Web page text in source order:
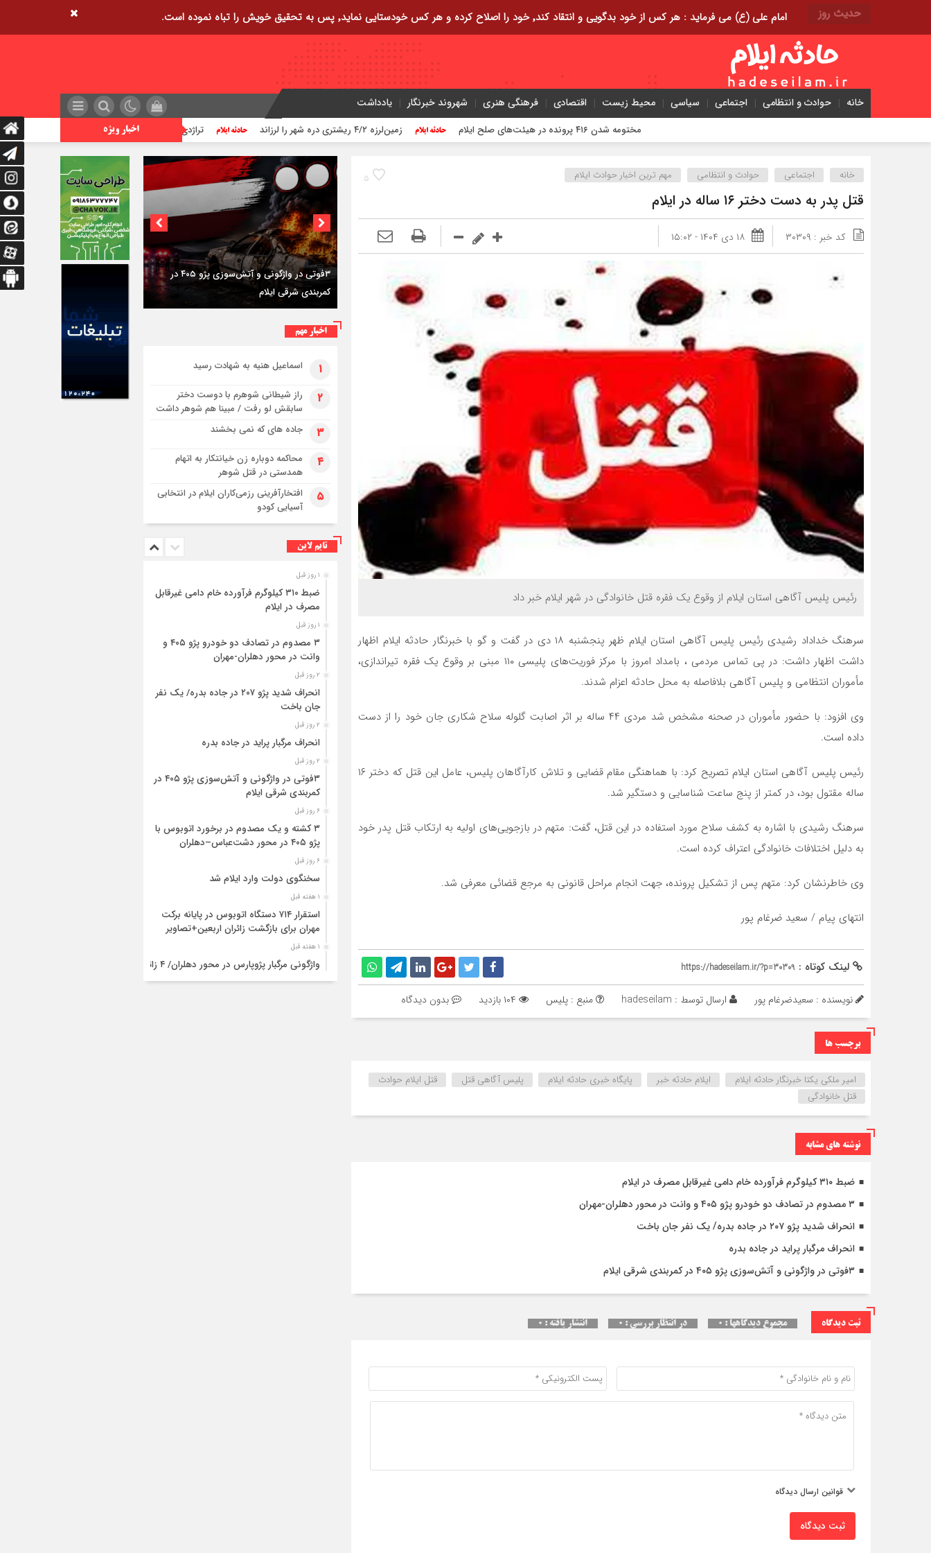
حدیث روز امام علی (ع) می فرماید : هر کس از خود بدگویی و انتقاد کند٬ خود را اصلاح کرده و هر کس خودستایی نماید٬ پس به تحقیق خویش را تباه نموده است.
خانه حوادث و انتظامی اجتماعی سیاسی محیط زیست اقتصادی فرهنگی هنری شهروند خبرنگار یادداشت
اخبار ویژه مختومه شدن ۴۱۶ پرونده در هیئت‌های صلح ایلام زمین‌لرزه ۴/۲ ریشتری دره شهر را لرزاند تراژدی آب‌های ایلام؛ زنگ خطر افزایش غرق شدگی ها
۵ خانه اجتماعی حوادث و انتظامی مهم ترین اخبار حوادث ایلام
قتل پدر به دست دختر ۱۶ ساله در ایلام
کد خبر : ۳۰۳۰۹ ۱۸ دی ۱۴۰۴ - ۱۵:۰۲
رئیس پلیس آگاهی استان ایلام از وقوع یک فقره قتل خانوادگی در شهر ایلام خبر داد
سرهنگ خداداد رشیدی رئیس پلیس آگاهی استان ایلام ظهر پنجشنبه ۱۸ دی در گفت و‌ گو‌ با خبرنگار حادثه ایلام اظهار
داشت اظهار داشت: در پی تماس مردمی ، بامداد امروز با مرکز فوریت‌های پلیسی ۱۱۰ مبنی بر وقوع یک فقره تیراندازی،
مأموران انتظامی و پلیس آگاهی بلافاصله به محل حادثه اعزام شدند.
وی افزود: با حضور مأموران در صحنه مشخص شد مردی ۴۴ ساله بر اثر اصابت گلوله سلاح شکاری جان خود را از دست
داده است.
رئیس پلیس آگاهی استان ایلام تصریح کرد: با هماهنگی مقام قضایی و تلاش کارآگاهان پلیس، عامل این قتل که دختر ۱۶
ساله مقتول بود، در کمتر از پنج ساعت شناسایی و دستگیر شد.
سرهنگ رشیدی با اشاره به کشف سلاح مورد استفاده در این قتل، گفت: متهم در بازجویی‌های اولیه به ارتکاب قتل پدر خود
به دلیل اختلافات خانوادگی اعتراف کرده است.
وی خاطرنشان کرد: متهم پس از تشکیل پرونده، جهت انجام مراحل قانونی به مرجع قضائی معرفی شد.
انتهای پیام / سعید ضرغام پور
لینک کوتاه : https://hadeseilam.ir/?p=30309
نویسنده : سعیدضرغام پور ارسال توسط : hadeseilam منبع : پلیس بدون دیدگاه
برچسب ها
امیر ملکی یکتا خبرنگار حادثه ایلام ایلام حادثه خبر پایگاه خبری حادثه ایلام پلیس آگاهی قتل
قتل ایلام حوادث
قتل خانوادگی
نوشته های مشابه
ضبط ۳۱۰ کیلوگرم فرآورده خام دامی غیرقابل مصرف در ایلام
۳ مصدوم در تصادف دو خودرو پژو ۴۰۵ و وانت در محور دهلران-مهران
انحراف شدید پژو ۲۰۷ در جاده بدره/ یک نفر جان باخت
انحراف مرگبار پراید در جاده بدره
۳فوتی در واژگونی و آتش‌سوزی پژو ۴۰۵ در کمربندی شرقی ایلام
ثبت دیدگاه مجموع دیدگاهها : ۰ در انتظار بررسی : ۰ انتشار یافته : ۰
قوانین ارسال دیدگاه
ثبت دیدگاه
۳فوتی در واژگونی و آتش‌سوزی پژو ۴۰۵ در
کمربندی شرقی ایلام
اخبار مهم
۱ اسماعیل هنیه به شهادت رسید
۲
راز شیطانی شوهرم با دوست دختر
سابقش لو رفت / مبینا هم شوهر داشت
۳ جاده های که نمی بخشند
۴
محاکمه دوباره زن خیانتکار به اتهام
همدستی در قتل شوهر
۵
افتخارآفرینی رزمی‌کاران ایلام در انتخابی
آسیایی کودو
تایم لاین
۱ روز قبل
ضبط ۳۱۰ کیلوگرم فرآورده خام دامی غیرقابل
مصرف در ایلام
۱ روز قبل
۳ مصدوم در تصادف دو خودرو پژو ۴۰۵ و
وانت در محور دهلران-مهران
۲ روز قبل
انحراف شدید پژو ۲۰۷ در جاده بدره/ یک نفر
جان باخت
۲ روز قبل
انحراف مرگبار پراید در جاده بدره
۲ روز قبل
۳فوتی در واژگونی و آتش‌سوزی پژو ۴۰۵ در
کمربندی شرقی ایلام
۶ روز قبل
۳ کشته و یک مصدوم در برخورد اتوبوس با
پژو ۴۰۵ در محور دشت‌عباس–دهلران
۶ روز قبل
سخنگوی دولت وارد ایلام شد
۱ هفته قبل
استقرار ۷۱۴ دستگاه اتوبوس در پایانه برکت
مهران برای بازگشت زائران اربعین+تصاویر
۱ هفته قبل
واژگونی مرگبار پژوپارس در محور دهلران/ ۴ زائر
اربعین جان باختند